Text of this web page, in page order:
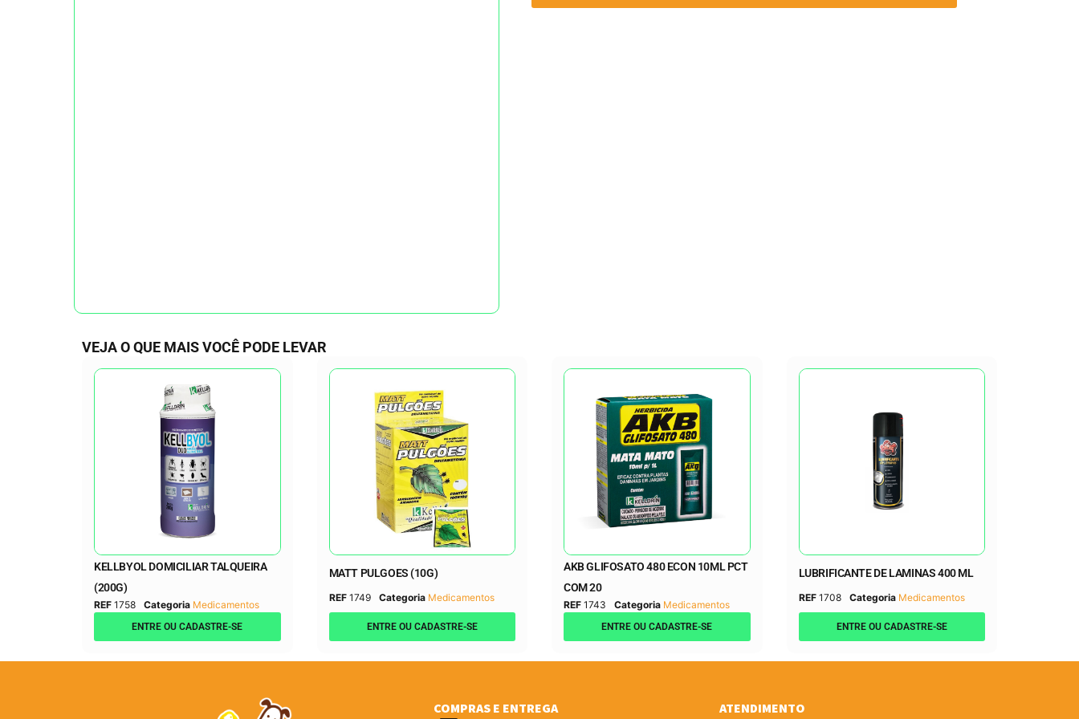
VEJA O QUE MAIS VOCÊ PODE LEVAR
KELLBYOL DOMICILIAR TALQUEIRA
(200G)
REF 1758 Categoria Medicamentos
ENTRE OU CADASTRE-SE
MATT PULGOES (10G)
REF 1749 Categoria Medicamentos
ENTRE OU CADASTRE-SE
AKB GLIFOSATO 480 ECON 10ML PCT
COM 20
REF 1743 Categoria Medicamentos
ENTRE OU CADASTRE-SE
LUBRIFICANTE DE LAMINAS 400 ML
REF 1708 Categoria Medicamentos
ENTRE OU CADASTRE-SE
COMPRAS E ENTREGA ATENDIMENTO